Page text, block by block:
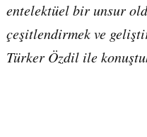
entelektüel bir unsur
çeşitlendirmek ve
Türker Özdil ile